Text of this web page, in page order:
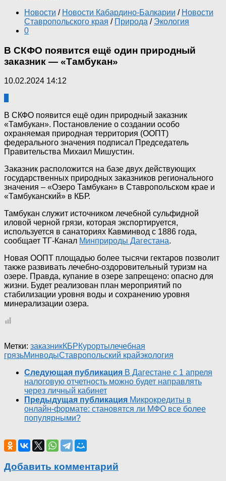
Новости / Новости Кабардино-Балкарии / Новости
Ставропольского края / Природа / Экология
0
В СКФО появится ещё один природный
заказник — «Тамбукан»
10.02.2024 14:12
В СКФО появится ещё один природный заказник
«Тамбукан». Постановление о создании особо
охраняемая природная территория (ООПТ)
федерального значения подписал Председатель
Правительства Михаил Мишустин.
Заказник расположится на базе двух действующих
государственных природных заказников регионального
значения – «Озеро Тамбукан» в Ставропольском крае и
«Тамбуканский» в КБР.
Тамбукан служит источником лечебной сульфидной
иловой черной грязи, которая экспортируется,
используется в санаториях Кавминвод с 1886 года,
сообщает ТГ-Канал Минприроды Дагестана.
Новая ООПТ площадью более тысячи гектаров позволит
также развивать лечебно-оздоровительный туризм на
озере. Правда, купание в озере запрещено: опасно для
жизни. Будет реализован план мероприятий по
стабилизации уровня воды и сохранению уровня
минерализации озера.
Метки: заказникКБРКурортылечебная
грязьМинводыСтавропольский крайэкология
Следующая публикация В Дагестане с 1 апреля
налоговую отчетность можно будет направлять
через личный кабинет
Предыдущая публикация Микрокредиты в
онлайн-формате: становятся ли МФО все более
популярными?
Добавить комментарий